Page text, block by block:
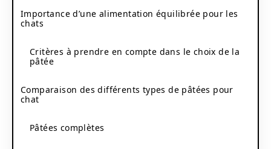
Importance d’une alimentation équilibrée pour les
chats
Critères à prendre en compte dans le choix de la
pâtée
Comparaison des différents types de pâtées pour
chat
Pâtées complètes